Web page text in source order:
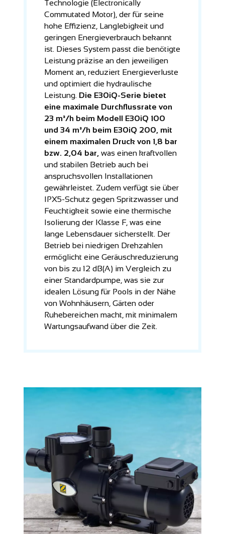
Technologie (Electronically
Commutated Motor), der für seine
hohe Effizienz, Langlebigkeit und
geringen Energieverbrauch bekannt
ist. Dieses System passt die benötigte
Leistung präzise an den jeweiligen
Moment an, reduziert Energieverluste
und optimiert die hydraulische
Leistung. Die E30iQ-Serie bietet
eine maximale Durchflussrate von
23 m³/h beim Modell E30iQ 100
und 34 m³/h beim E30iQ 200, mit
einem maximalen Druck von 1,8 bar
bzw. 2,04 bar, was einen kraftvollen
und stabilen Betrieb auch bei
anspruchsvollen Installationen
gewährleistet. Zudem verfügt sie über
IPX5-Schutz gegen Spritzwasser und
Feuchtigkeit sowie eine thermische
Isolierung der Klasse F, was eine
lange Lebensdauer sicherstellt. Der
Betrieb bei niedrigen Drehzahlen
ermöglicht eine Geräuschreduzierung
von bis zu 12 dB(A) im Vergleich zu
einer Standardpumpe, was sie zur
idealen Lösung für Pools in der Nähe
von Wohnhäusern, Gärten oder
Ruhebereichen macht, mit minimalem
Wartungsaufwand über die Zeit.